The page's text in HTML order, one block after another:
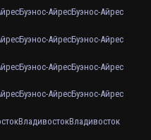
Буэнос-АйресБуэнос-Айрес
Буэнос-АйресБуэнос-Айрес
Буэнос-АйресБуэнос-Айрес
Буэнос-АйресБуэнос-Айрес
ВладивостокВладивосток